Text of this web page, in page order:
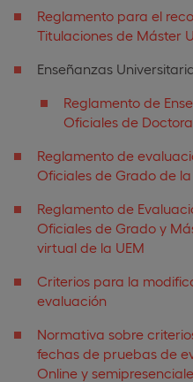
Reglamento para el
Titulaciones de Máster
Enseñanzas
Reglamento de
Oficiales de
Reglamento de
Oficiales de Grado de la
Reglamento de
Oficiales de Grado y
virtual de la UEM
Criterios para la
evaluación
Normativa sobre
fechas de pruebas de
Online y